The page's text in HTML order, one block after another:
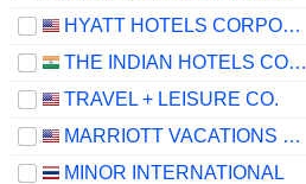
HYATT HOTELS CORPORATION
THE INDIAN HOTELS COMPANY LIMITED
TRAVEL + LEISURE CO.
MARRIOTT VACATIONS WORLDWIDE CORPORATION
MINOR INTERNATIONAL